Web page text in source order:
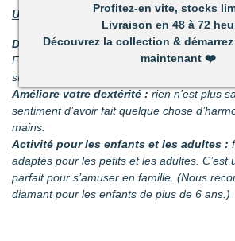
Un loisir unique offrant de nombreux
Détente et relaxation :La vie peut parfois
Faites disparaître les tensions en divergeant
stress du quotidien.
Améliore votre dextérité : rien n’est plus
sentiment d’avoir fait quelque chose
mains.
Activité pour les enfants et les adultes :
adaptés pour les petits et les adultes. C’est
parfait pour s’amuser en famille. (Nous
diamant pour les enfants de plus de 6 ans.)
Profitez-en vite, stocks
Livraison en 48 à 72
Découvrez la collection &
maintenant❤️